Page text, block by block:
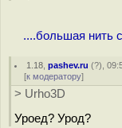
....большая нить
1.18 ,pashev.ru (?),
[к модератору]
> Urho3D
Уроед? Урод?